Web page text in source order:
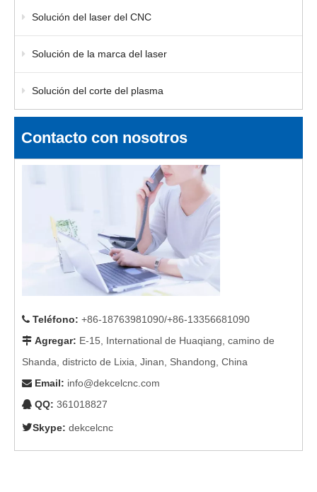
Solución del laser del CNC
Solución de la marca del laser
Solución del corte del plasma
Contacto con nosotros
 Teléfono: +86-18763981090/+86-13356681090
 Agregar: E-15, International de Huaqiang, camino de
Shanda, districto de Lixia, Jinan, Shandong, China
 Email: info@dekcelcnc.com
 QQ: 361018827
Skype: dekcelcnc